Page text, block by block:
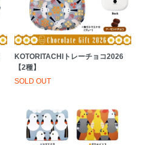
KOTORITACHIトレーチョコ2026
【2種】
SOLD OUT